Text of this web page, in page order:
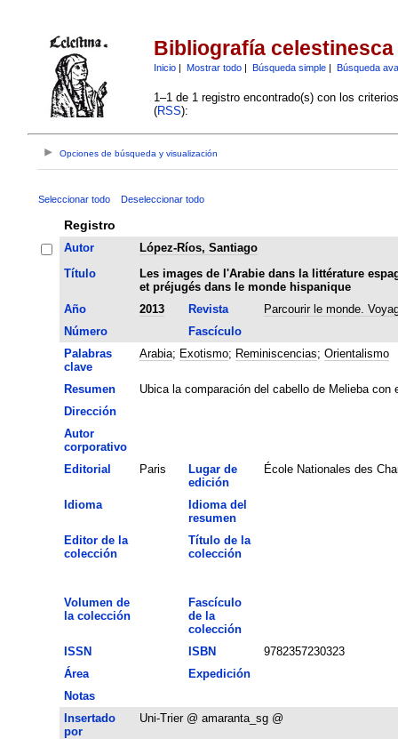
Bibliografía celestinesca
Inicio| Mostrar todo| Búsqueda simple| Búsqueda
1–1 de 1 registro encontrado(s) con los
(RSS):
Opciones de búsqueda y visualización
Seleccionar todo Deseleccionar todo
Registro
Autor
López-Ríos, Santiago
Título
Les images de l'Arabie dans la littérature
et préjugés dans le monde hispanique
Año
2013 Revista
Parcourir le monde.
Número
Fascículo
Palabras
clave
Arabia; Exotismo; Reminiscencias; Orientalismo
Resumen
Ubica la comparación del cabello de Melieba con
Dirección
Autor
corporativo
Editorial
Paris
Lugar de
edición
École Nationales des
Idioma
Idioma del
resumen
Editor de la
colección
Título de la
colección
Volumen de
la colección
Fascículo
de la
colección
ISSN
ISBN
9782357230323
Área
Expedición
Notas
Insertado
por
Uni-Trier @ amaranta_sg @